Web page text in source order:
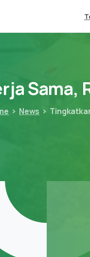
Sama,
News